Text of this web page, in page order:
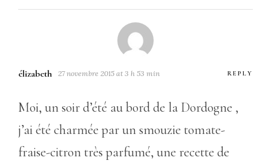
élizabeth 27 novembre 2015 at 3 h 53 min REPLY
Moi, un soir d’été au bord de la Dordogne ,
j’ai été charmée par un smouzie tomate-
fraise-citron très parfumé, une recette de